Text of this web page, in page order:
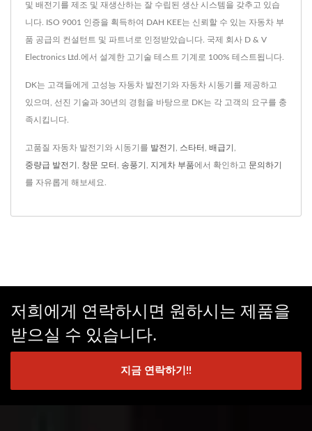
및 배전기를 제조 및 재생산하는 잘 수립된 생산 시스템을 갖추고 있습
니다. ISO 9001 인증을 획득하여 DAH KEE는 신뢰할 수 있는 자동차 부
품 공급의 컨설턴트 및 파트너로 인정받았습니다. 국제 회사 D & V
Electronics Ltd.에서 설계한 고기술 테스트 기계로 100% 테스트됩니다.
DK는 고객들에게 고성능 자동차 발전기와 자동차 시동기를 제공하고
있으며, 선진 기술과 30년의 경험을 바탕으로 DK는 각 고객의 요구를 충
족시킵니다.
고품질 자동차 발전기와 시동기를 발전기 스타터 배급기
중량급 발전기 창문 모터 송풍기 지게차 부품에서 확인하고 문의하기
를 자유롭게 해보세요.
저희에게 연락하시면 원하시는 제품을
받으실 수 있습니다.
지금 연락하기!!